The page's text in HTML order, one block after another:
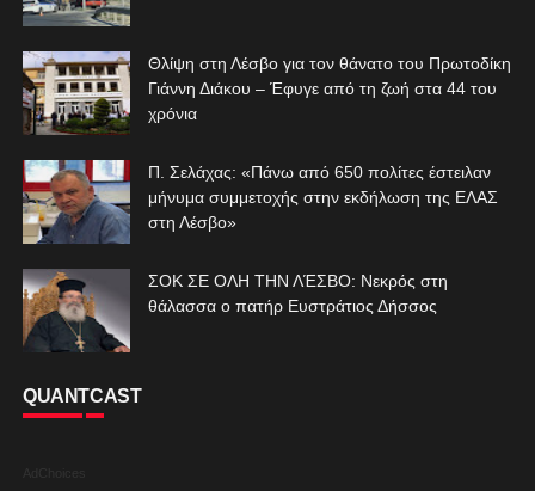
Θλίψη στη Λέσβο για τον θάνατο του Πρωτοδίκη
Γιάννη Διάκου – Έφυγε από τη ζωή στα 44 του
χρόνια
Π. Σελάχας: «Πάνω από 650 πολίτες έστειλαν
μήνυμα συμμετοχής στην εκδήλωση της ΕΛΑΣ
στη Λέσβο»
ΣΟΚ ΣΕ ΟΛΗ ΤΗΝ ΛΈΣΒΟ: Νεκρός στη
θάλασσα ο πατήρ Ευστράτιος Δήσσος
QUANTCAST